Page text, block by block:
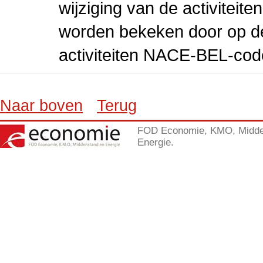
wijziging van de
worden bekeken door op
activiteiten NACE-BEL-
Naar boven Terug
FOD Economie, KMO,
Energie.